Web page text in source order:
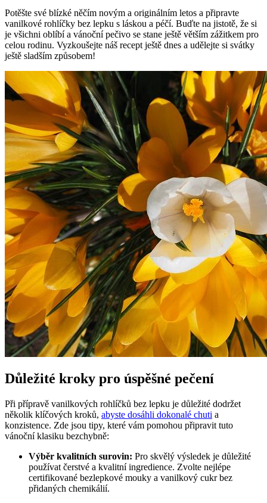
Potěšte své blízké něčím novým a originálním letos a připravte
vanilkové rohlíčky bez lepku s láskou a péčí. Buďte na jistotě, že si
je všichni oblíbí a vánoční pečivo se stane ještě větším zážitkem pro
celou rodinu. Vyzkoušejte náš recept ještě dnes a udělejte si svátky
ještě sladším způsobem!
Důležité kroky pro úspěšné pečení
Při přípravě vanilkových rohlíčků bez lepku je důležité dodržet
několik klíčových kroků, abyste dosáhli dokonalé chuti a
konzistence. Zde jsou tipy, které vám pomohou připravit tuto
vánoční klasiku bezchybně:
Výběr kvalitních surovin: Pro skvělý výsledek je důležité
používat čerstvé a kvalitní ingredience. Zvolte nejlépe
certifikované bezlepkové mouky a vanilkový cukr bez
přidaných chemikálií.